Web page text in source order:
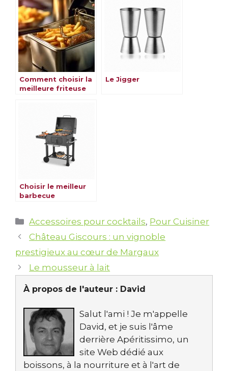
Comment choisir la
meilleure friteuse
Le Jigger
Choisir le meilleur
barbecue
Catégories
Accessoires pour cocktails, Pour Cuisiner
Château Giscours : un vignoble
prestigieux au cœur de Margaux
Le mousseur à lait
À propos de l'auteur : David
Salut l'ami ! Je m'appelle
David, et je suis l'âme
derrière Apéritissimo, un
site Web dédié aux
boissons, à la nourriture et à l'art de